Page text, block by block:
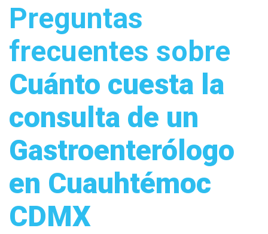
Preguntas
frecuentes sobre
Cuánto cuesta la
consulta de un
Gastroenterólogo
en Cuauhtémoc
CDMX